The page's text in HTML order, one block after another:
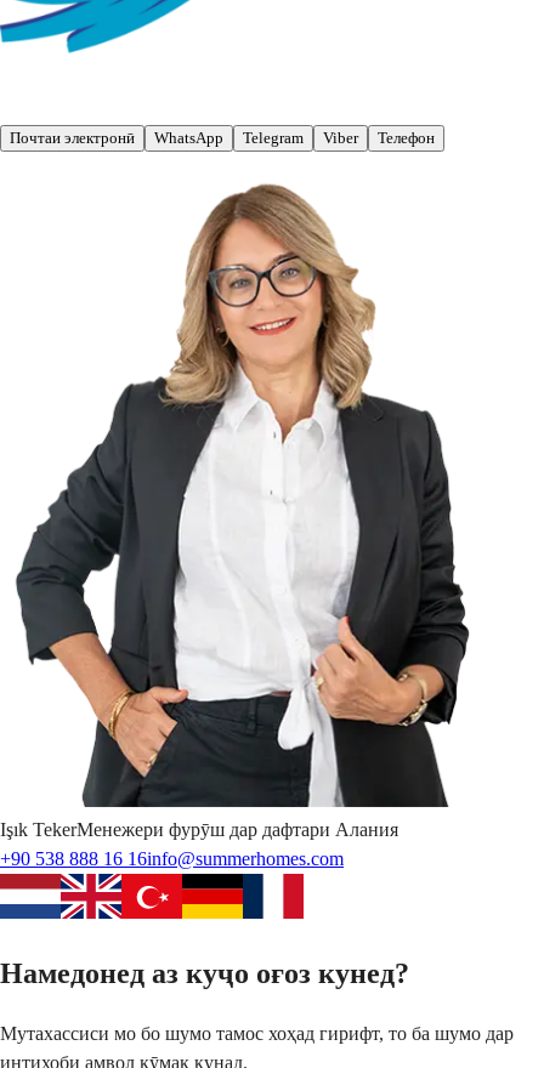
Почтаи электронӣ WhatsApp Telegram Viber Телефон
Işık TekerМенежери фурӯш дар дафтари Алания
+90 538 888 16 16info@summerhomes.com
Намедонед аз куҷо оғоз кунед?
Мутахассиси мо бо шумо тамос хоҳад гирифт, то ба шумо дар
интихоби амвол кӯмак кунад.